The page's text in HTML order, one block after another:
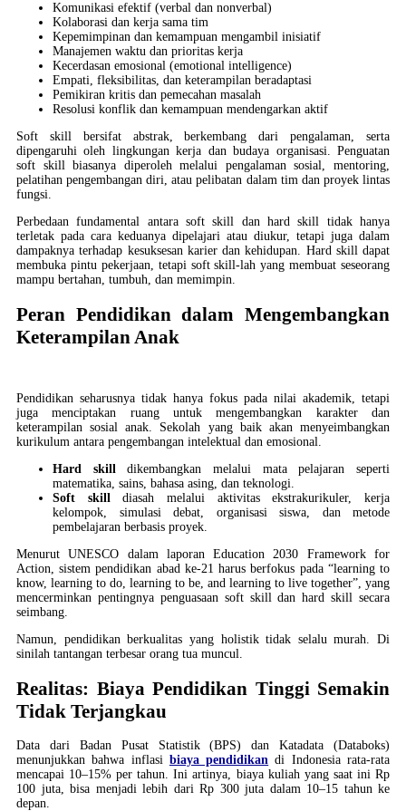
Komunikasi efektif (verbal dan nonverbal)
Kolaborasi dan kerja sama tim
Kepemimpinan dan kemampuan mengambil inisiatif
Manajemen waktu dan prioritas kerja
Kecerdasan emosional (emotional intelligence)
Empati, fleksibilitas, dan keterampilan beradaptasi
Pemikiran kritis dan pemecahan masalah
Resolusi konflik dan kemampuan mendengarkan aktif
Soft skill bersifat abstrak, berkembang dari pengalaman, serta
dipengaruhi oleh lingkungan kerja dan budaya organisasi. Penguatan
soft skill biasanya diperoleh melalui pengalaman sosial, mentoring,
pelatihan pengembangan diri, atau pelibatan dalam tim dan proyek lintas
fungsi.
Perbedaan fundamental antara soft skill dan hard skill tidak hanya
terletak pada cara keduanya dipelajari atau diukur, tetapi juga dalam
dampaknya terhadap kesuksesan karier dan kehidupan. Hard skill dapat
membuka pintu pekerjaan, tetapi soft skill-lah yang membuat seseorang
mampu bertahan, tumbuh, dan memimpin.
Peran Pendidikan dalam Mengembangkan
Keterampilan Anak
Pendidikan seharusnya tidak hanya fokus pada nilai akademik, tetapi
juga menciptakan ruang untuk mengembangkan karakter dan
keterampilan sosial anak. Sekolah yang baik akan menyeimbangkan
kurikulum antara pengembangan intelektual dan emosional.
Hard skilldikembangkan melalui mata pelajaran seperti
matematika, sains, bahasa asing, dan teknologi.
Soft skilldiasah melalui aktivitas ekstrakurikuler, kerja
kelompok, simulasi debat, organisasi siswa, dan metode
pembelajaran berbasis proyek.
Menurut UNESCO dalam laporan Education 2030 Framework for
Action, sistem pendidikan abad ke-21 harus berfokus pada “learning to
know, learning to do, learning to be, and learning to live together”, yang
mencerminkan pentingnya penguasaan soft skill dan hard skill secara
seimbang.
Namun, pendidikan berkualitas yang holistik tidak selalu murah. Di
sinilah tantangan terbesar orang tua muncul.
Realitas: Biaya Pendidikan Tinggi Semakin
Tidak Terjangkau
Data dari Badan Pusat Statistik (BPS) dan Katadata (Databoks)
menunjukkan bahwa inflasi biaya pendidikan di Indonesia rata-rata
mencapai 10–15% per tahun. Ini artinya, biaya kuliah yang saat ini Rp
100 juta, bisa menjadi lebih dari Rp 300 juta dalam 10–15 tahun ke
depan.